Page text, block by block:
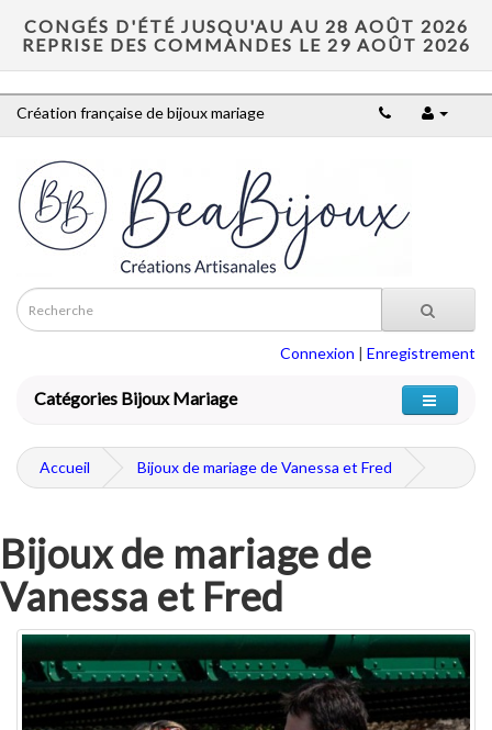
CONGÉS D'ÉTÉ JUSQU'AU AU 28 AOÛT 2026
REPRISE DES COMMANDES LE 29 AOÛT 2026
Création française de bijoux mariage
Connexion | Enregistrement
Catégories Bijoux Mariage
Accueil Bijoux de mariage de Vanessa et Fred
Bijoux de mariage de
Vanessa et Fred